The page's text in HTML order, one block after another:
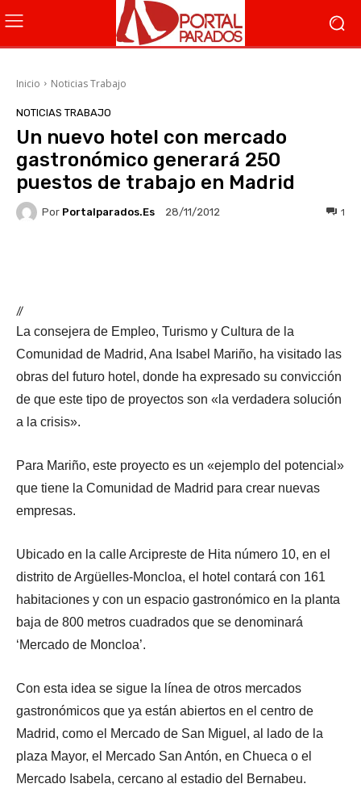
Inicio Noticias Trabajo
NOTICIAS TRABAJO
Un nuevo hotel con mercado
gastronómico generará 250
puestos de trabajo en Madrid
Por Portalparados.es 28/11/2012 1
//
La consejera de Empleo, Turismo y Cultura de la
Comunidad de Madrid, Ana Isabel Mariño, ha visitado las
obras del futuro hotel, donde ha expresado su convicción
de que este tipo de proyectos son «la verdadera solución
a la crisis».
Para Mariño, este proyecto es un «ejemplo del potencial»
que tiene la Comunidad de Madrid para crear nuevas
empresas.
Ubicado en la calle Arcipreste de Hita número 10, en el
distrito de Argüelles-Moncloa, el hotel contará con 161
habitaciones y con un espacio gastronómico en la planta
baja de 800 metros cuadrados que se denominará
‘Mercado de Moncloa’.
Con esta idea se sigue la línea de otros mercados
gastronómicos que ya están abiertos en el centro de
Madrid, como el Mercado de San Miguel, al lado de la
plaza Mayor, el Mercado San Antón, en Chueca o el
Mercado Isabela, cercano al estadio del Bernabeu.